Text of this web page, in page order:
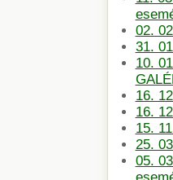
02.
31.
10.
16.
16.
15.
25.
05.